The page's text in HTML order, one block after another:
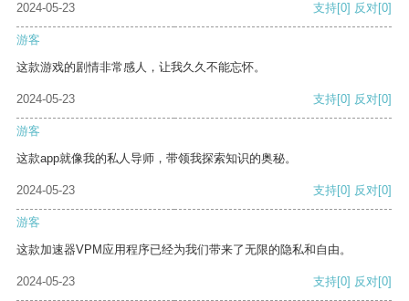
2024-05-23 支持[0] 反对[0]
游客
这款游戏的剧情非常感人，让我久久不能忘怀。
2024-05-23 支持[0] 反对[0]
游客
这款app就像我的私人导师，带领我探索知识的奥秘。
2024-05-23 支持[0] 反对[0]
游客
这款加速器VPM应用程序已经为我们带来了无限的隐私和自由。
2024-05-23 支持[0] 反对[0]